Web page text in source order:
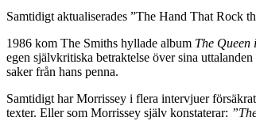
Samtidigt aktualiserades ”The Hand That Rock
1986 kom The Smiths hyllade album The Queen
egen självkritiska betraktelse över sina
saker från hans penna.
Samtidigt har Morrissey i flera intervjuer
texter. Eller som Morrissey själv konstaterar: